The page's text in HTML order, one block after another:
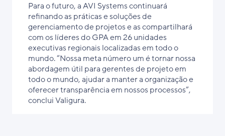
Para o futuro, a AVI Systems continuará
refinando as práticas e soluções de
gerenciamento de projetos e as compartilhará
com os líderes do GPA em 26 unidades
executivas regionais localizadas em todo o
mundo. “Nossa meta número um é tornar nossa
abordagem útil para gerentes de projeto em
todo o mundo, ajudar a manter a organização e
oferecer transparência em nossos processos”,
conclui Valigura.